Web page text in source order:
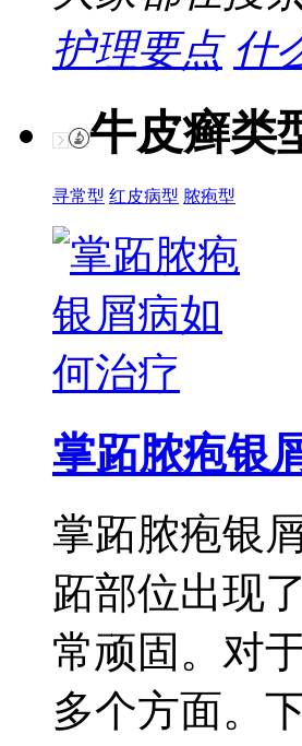
护理要点 什
牛皮癣类
寻常型 红皮病型 脓疱型
掌跖脓疱银
掌跖脓疱银
跖部位出现
常顽固。对
多个方面。